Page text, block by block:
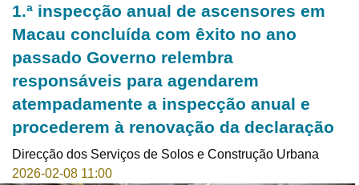
1.ª inspecção anual de ascensores em
Macau concluída com êxito no ano
passado Governo relembra
responsáveis para agendarem
atempadamente a inspecção anual e
procederem à renovação da declaração
Direcção dos Serviços de Solos e Construção Urbana
2026-02-08 11:00